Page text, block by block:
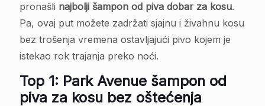
pronašli najbolji šampon od piva dobar za kosu.
Pa, ovaj put možete zadržati sjajnu i živahnu kosu
bez trošenja vremena ostavljajući pivo kojem je
istekao rok trajanja preko noći.
Top 1: Park Avenue šampon od
piva za kosu bez oštećenja